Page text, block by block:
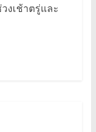
งเช้าตรู่และ